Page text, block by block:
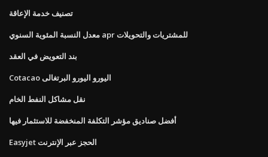
تصنيف خدمة الإعاقة
معدل النسبة المئوية السنوي apr للمشتريات والتحويلات
بند التعويض في العقد
Cotacao اليورو اليورو البرتغالى
نقل مشاكل النفط الخام
أفضل صناديق مؤشر التكلفة المنخفضة للاستثمار فيها
Easyjet الحجز عبر الإنترنت